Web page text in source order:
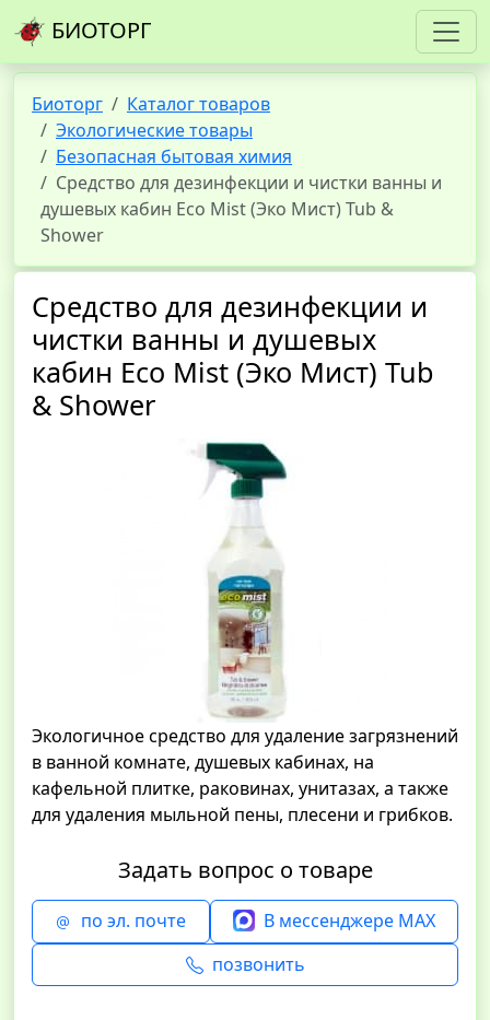
БИОТОРГ
Биоторг
Каталог товаров
Экологические товары
Безопасная бытовая химия
Средство для дезинфекции и чистки ванны и
душевых кабин Eco Mist (Эко Мист) Tub &
Shower
Средство для дезинфекции и
чистки ванны и душевых
кабин Eco Mist (Эко Мист) Tub
& Shower
Экологичное средство для удаление загрязнений
в ванной комнате, душевых кабинах, на
кафельной плитке, раковинах, унитазах, а также
для удаления мыльной пены, плесени и грибков.
Задать вопрос о товаре
по эл. почте
В мессенджере MAX
позвонить